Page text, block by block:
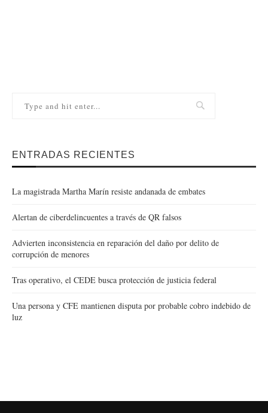
ENTRADAS RECIENTES
La magistrada Martha Marín resiste andanada de embates
Alertan de ciberdelincuentes a través de QR falsos
Advierten inconsistencia en reparación del daño por delito de
corrupción de menores
Tras operativo, el CEDE busca protección de justicia federal
Una persona y CFE mantienen disputa por probable cobro indebido de
luz